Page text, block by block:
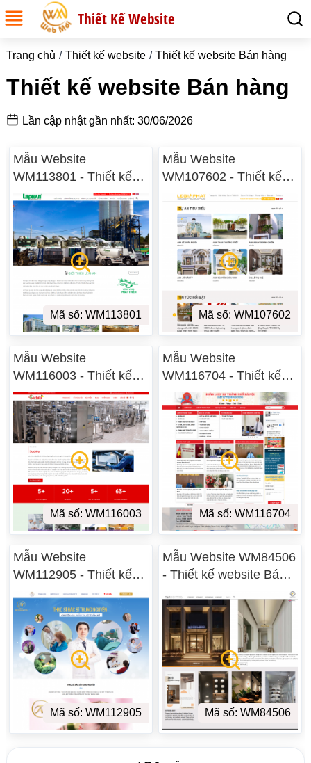
Thiết Kế Website
Trang chủ Thiết kế website Thiết kế website Bán hàng
Thiết kế website Bán hàng
Lần cập nhật gần nhất: 30/06/2026
Mẫu Website
WM113801 - Thiết kế
website Bán hàng
Mã số: WM113801
Mẫu Website
WM107602 - Thiết kế
website Bán hàng
Mã số: WM107602
Mẫu Website
WM116003 - Thiết kế
website Bán hàng
Mã số: WM116003
Mẫu Website
WM116704 - Thiết kế
website Bán hàng
Mã số: WM116704
Mẫu Website
WM112905 - Thiết kế
website Bán hàng
Mã số: WM112905
Mẫu Website WM84506
- Thiết kế website Bán
Mã số: WM84506